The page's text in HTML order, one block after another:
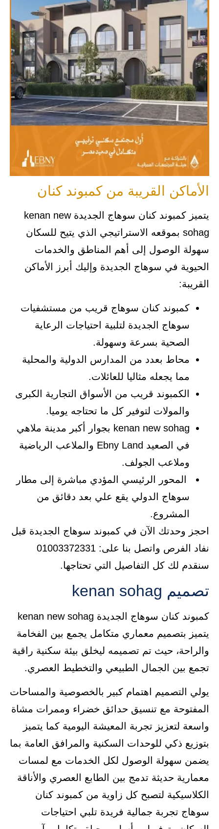
الأماكن القريبة من كمبوند كنان
يتميز كمبوند كنان سوهاج الجديدة kenan new
sohag بموقعه الاستراتيجي الذي يتيح للسكان
سهولة الوصول إلى أهم المناطق والخدمات
الحيوية في سوهاج الجديدة وإليك أبرز الأماكن
القريبة:
كمبوند كنان سوهاج قريب من مستشفيات
سوهاج الجديدة لتلبية احتياجات الرعاية
الصحية بسرعة وسهولة.
محاط بعدد من المدارس الدولية والمحلية
مما يجعله مثاليا للعائلات.
الكمبوند قريب من الأسواق التجارية الكبرى
والمولات لتوفير كل ما تحتاجه يوميا.
kenan new sohag بجوار أكبر مدينة ملاهي
في الصعيد Ebny Land والملاعب الرياضية
وملاعب الجولف.
المحور الرئيسي المؤدي مباشرة إلى مطار
سوهاج الدولي يقع علي بعد دقائق من
المشروع.
احجز وحدتك الآن في كمبوند سوهاج الجديدة قبل
نفاد الفرص واتصل بنا على: 01003372331
سنقدم لك كل التفاصيل التي تحتاجها.
تصميم kenan sohag
كمبوند كنان سوهاج الجديدة kenan new sohag
يتميز بتصميم معماري متكامل يجمع بين الفخامة
والراحة، حيث تم تصميمه ليخلق بيئة سكنية راقية
تجمع بين الجمال الطبيعي والتخطيط العصري.
يولي التصميم اهتمام كبير بالخصوصية والمساحات
المفتوحة مع تنسيق حدائق خضراء وممرات مشاة
واسعة لتعزيز تجربة المعيشة اليومية كما يتميز
بتوزيع ذكي للوحدات السكنية والمرافق العامة بما
يضمن سهولة الوصول لكل الخدمات مع لمسات
معمارية حديثة تدمج بين الطابع العصري والأناقة
الكلاسيكية لتصبح كل زاوية من كمبوند كنان
سوهاج تجربة جمالية فريدة تلبي احتياجات